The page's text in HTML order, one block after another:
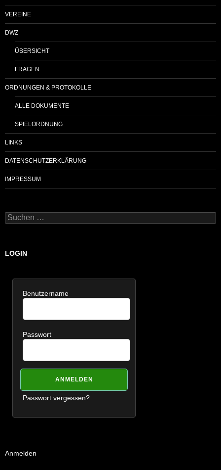
VEREINE
DWZ
ÜBERSICHT
FRAGEN
ORDNUNGEN & PROTOKOLLE
ALLE DOKUMENTE
SPIELORDNUNG
LINKS
DATENSCHUTZERKLÄRUNG
IMPRESSUM
Suchen
nach:
LOGIN
Benutzername
Passwort
Passwort vergessen?
Anmelden